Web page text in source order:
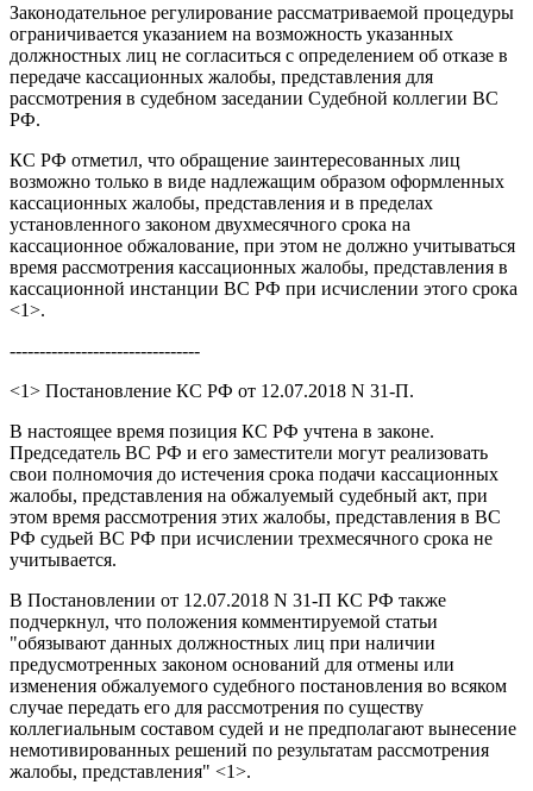
Законодательное регулирование рассматриваемой процедуры
ограничивается указанием на возможность указанных
должностных лиц не согласиться с определением об отказе в
передаче кассационных жалобы, представления для
рассмотрения в судебном заседании Судебной коллегии ВС
РФ.
КС РФ отметил, что обращение заинтересованных лиц
возможно только в виде надлежащим образом оформленных
кассационных жалобы, представления и в пределах
установленного законом двухмесячного срока на
кассационное обжалование, при этом не должно учитываться
время рассмотрения кассационных жалобы, представления в
кассационной инстанции ВС РФ при исчислении этого срока
<1>.
--------------------------------
<1> Постановление КС РФ от 12.07.2018 N 31-П.
В настоящее время позиция КС РФ учтена в законе.
Председатель ВС РФ и его заместители могут реализовать
свои полномочия до истечения срока подачи кассационных
жалобы, представления на обжалуемый судебный акт, при
этом время рассмотрения этих жалобы, представления в ВС
РФ судьей ВС РФ при исчислении трехмесячного срока не
учитывается.
В Постановлении от 12.07.2018 N 31-П КС РФ также
подчеркнул, что положения комментируемой статьи
"обязывают данных должностных лиц при наличии
предусмотренных законом оснований для отмены или
изменения обжалуемого судебного постановления во всяком
случае передать его для рассмотрения по существу
коллегиальным составом судей и не предполагают вынесение
немотивированных решений по результатам рассмотрения
жалобы, представления" <1>.